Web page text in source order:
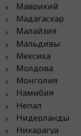
Маврикий
Мадагаскар
Малайзия
Мальдивы
Мексика
Молдова
Монголия
Намибия
Непал
Нидерланды
Никарагуа